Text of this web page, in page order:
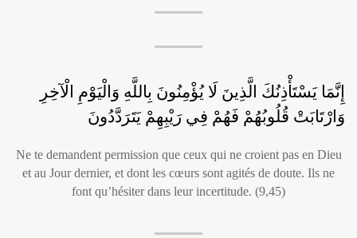
إِنَّمَا يَسْتَأْذِنُكَ الَّذِينَ لَا يُؤْمِنُونَ بِاللَّهِ وَالْيَوْمِ الْآخِرِ
وَارْتَابَتْ قُلُوبُهُمْ فَهُمْ فِي رَيْبِهِمْ يَتَرَدَّدُونَ
Ne te demandent permission que ceux qui ne croient pas en Dieu
et au Jour dernier, et dont les cœurs sont agités de doute. Ils ne
font qu’hésiter dans leur incertitude. (9,45)